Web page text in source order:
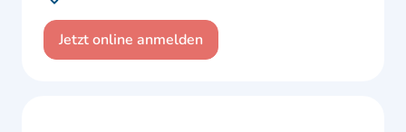
Jetzt online anmelden